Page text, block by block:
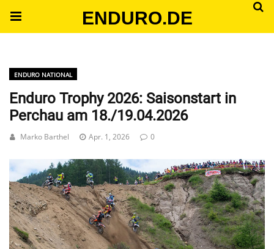
ENDURO.DE
ENDURO NATIONAL
Enduro Trophy 2026: Saisonstart in
Perchau am 18./19.04.2026
Marko Barthel Apr. 1, 2026 0